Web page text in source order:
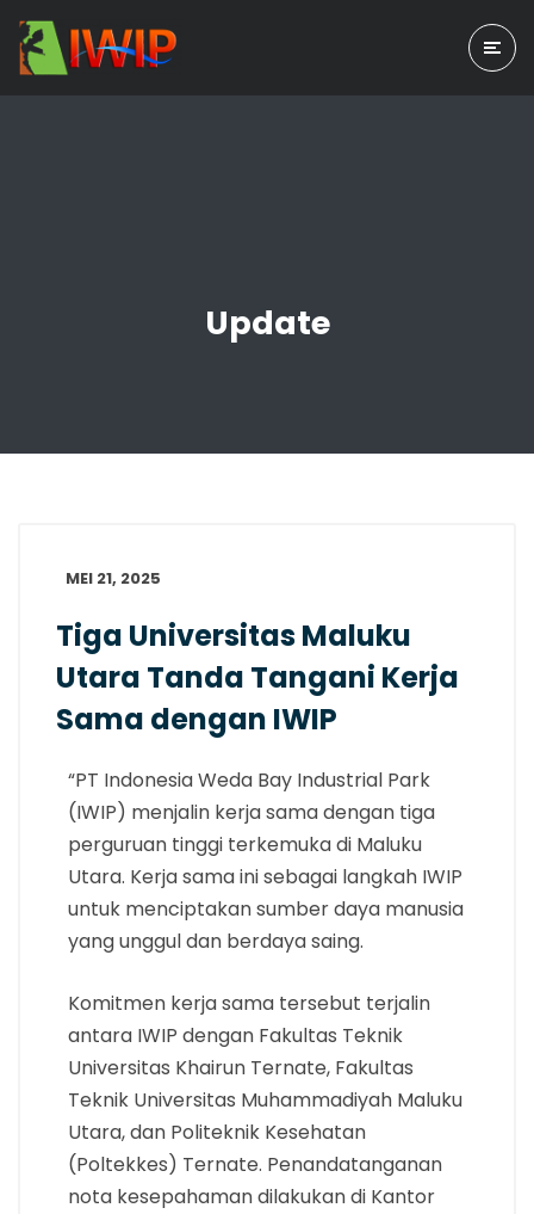
Update
MEI 21, 2025
Tiga Universitas Maluku
Utara Tanda Tangani Kerja
Sama dengan IWIP
“PT Indonesia Weda Bay Industrial Park
(IWIP) menjalin kerja sama dengan tiga
perguruan tinggi terkemuka di Maluku
Utara. Kerja sama ini sebagai langkah IWIP
untuk menciptakan sumber daya manusia
yang unggul dan berdaya saing.
Komitmen kerja sama tersebut terjalin
antara IWIP dengan Fakultas Teknik
Universitas Khairun Ternate, Fakultas
Teknik Universitas Muhammadiyah Maluku
Utara, dan Politeknik Kesehatan
(Poltekkes) Ternate. Penandatanganan
nota kesepahaman dilakukan di Kantor